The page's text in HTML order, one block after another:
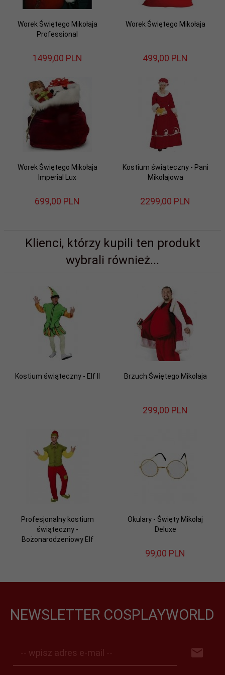
Worek Świętego Mikołaja
Professional
1499,00 PLN
Worek Świętego Mikołaja
499,00 PLN
Worek Świętego Mikołaja
Imperial Lux
699,00 PLN
Kostium świąteczny - Pani
Mikołajowa
2299,00 PLN
Klienci, którzy kupili ten produkt
wybrali również...
Kostium świąteczny - Elf II Brzuch Świętego Mikołaja
299,00 PLN
Profesjonalny kostium
świąteczny -
Bożonarodzeniowy Elf
Okulary - Święty Mikołaj
Deluxe
99,00 PLN
NEWSLETTER COSPLAYWORLD
-- wpisz adres e-mail --